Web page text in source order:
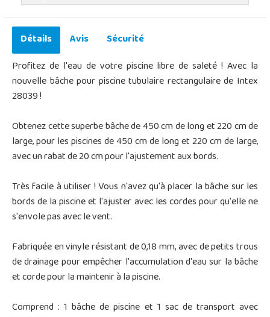
Détails Avis
Sécurité
Profitez de l'eau de votre piscine libre de saleté ! Avec la
nouvelle bâche pour piscine tubulaire rectangulaire de Intex
28039 !
Obtenez cette superbe bâche de 450 cm de long et 220 cm de
large, pour les piscines de 450 cm de long et 220 cm de large,
avec un rabat de 20 cm pour l'ajustement aux bords.
Très facile à utiliser ! Vous n'avez qu'à placer la bâche sur les
bords de la piscine et l'ajuster avec les cordes pour qu'elle ne
s'envole pas avec le vent.
Fabriquée en vinyle résistant de 0,18 mm, avec de petits trous
de drainage pour empêcher l'accumulation d'eau sur la bâche
et corde pour la maintenir à la piscine.
Comprend : 1 bâche de piscine et 1 sac de transport avec